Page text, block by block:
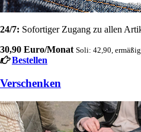
24/7: Sofortiger Zugang zu allen
30,90 Euro/Monat Soli: 42,90,
Bestellen
Verschenken